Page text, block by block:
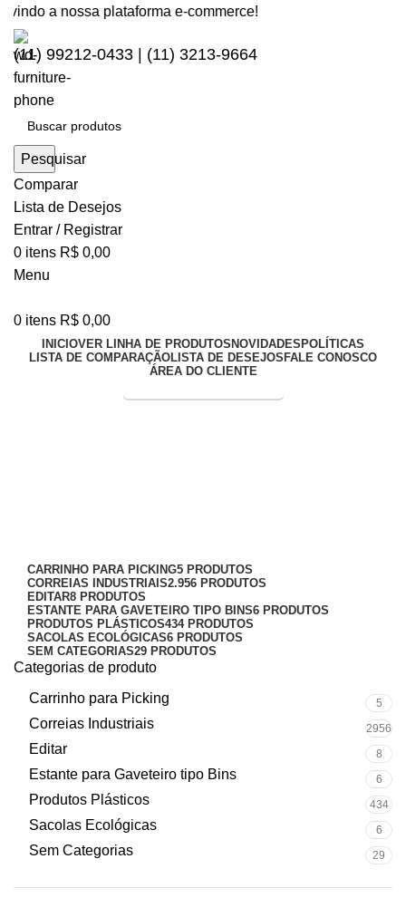
a nossa plataforma e-commerce!
(11) 99212-0433 | (11) 3213-9664
Pesquisar
Comparar
Lista de Desejos
Entrar / Registrar
0 itens R$ 0,00
Menu
0 itens R$ 0,00
INICIOVER LINHA DE PRODUTOS NOVIDADES POLÍTICAS
LISTA DE COMPARAÇÃOLISTA DE DESEJOS FALE CONOSCO
ÁREA DO CLIENTE
CARRINHO PARA PICKING5 PRODUTOS
CORREIAS INDUSTRIAIS2.956 PRODUTOS
EDITAR8 PRODUTOS
ESTANTE PARA GAVETEIRO TIPO BINS6 PRODUTOS
PRODUTOS PLÁSTICOS434 PRODUTOS
SACOLAS ECOLÓGICAS6 PRODUTOS
SEM CATEGORIAS29 PRODUTOS
Categorias de produto
Carrinho para Picking
5
Correias Industriais 2956
Editar 8
Estante para Gaveteiro tipo Bins 6
Produtos Plásticos 434
Sacolas Ecológicas 6
Sem Categorias 29